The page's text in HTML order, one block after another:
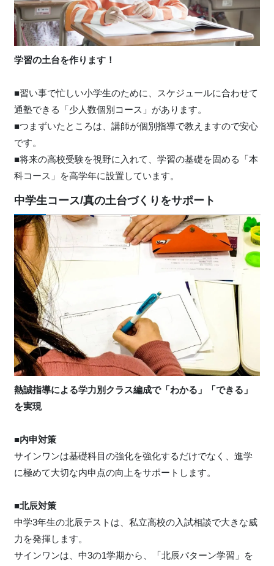
学習の土台を作ります！
■習い事で忙しい小学生のために、スケジュールに合わせて
通塾できる「少人数個別コース」があります。
■つまずいたところは、講師が個別指導で教えますので安心
です。
■将来の高校受験を視野に入れて、学習の基礎を固める「本
科コース」を高学年に設置しています。
中学生コース/真の土台づくりをサポート
熱誠指導による学力別クラス編成で「わかる」「できる」
を実現
■内申対策
サインワンは基礎科目の強化を強化するだけでなく、進学
に極めて大切な内申点の向上をサポートします。
■北辰対策
中学3年生の北辰テストは、私立高校の入試相談で大きな威
力を発揮します。
サインワンは、中3の1学期から、「北辰パターン学習」を